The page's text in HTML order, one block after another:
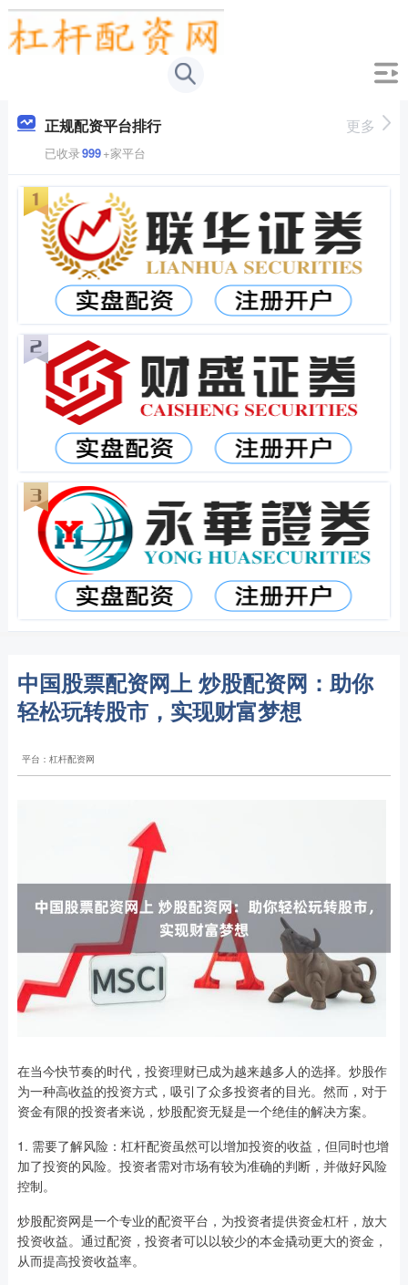
正规配资平台排行
已收录999+家平台
更多
中国股票配资网上 炒股配资网：助你
轻松玩转股市，实现财富梦想
平台：杠杆配资网
在当今快节奏的时代，投资理财已成为越来越多人的选择。炒股作
为一种高收益的投资方式，吸引了众多投资者的目光。然而，对于
资金有限的投资者来说，炒股配资无疑是一个绝佳的解决方案。
1. 需要了解风险：杠杆配资虽然可以增加投资的收益，但同时也增
加了投资的风险。投资者需对市场有较为准确的判断，并做好风险
控制。
炒股配资网是一个专业的配资平台，为投资者提供资金杠杆，放大
投资收益。通过配资，投资者可以以较少的本金撬动更大的资金，
从而提高投资收益率。